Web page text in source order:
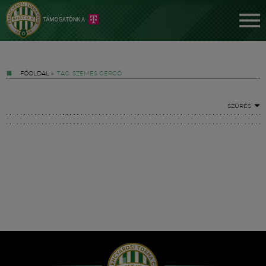
FŐOLDAL » TAG: SZEMES GERGŐ
SZŰRÉS
Hírek